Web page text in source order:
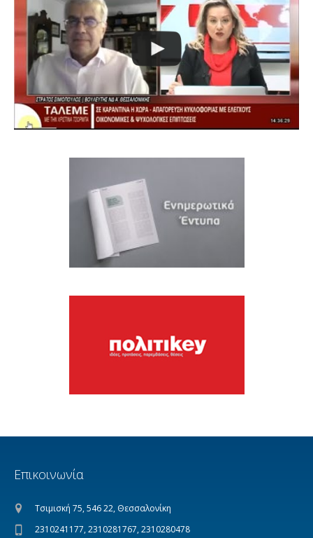
Επικοινωνία
Τσιμισκή 75, 546 22, Θεσσαλονίκη
2310241177, 2310281767, 2310280478